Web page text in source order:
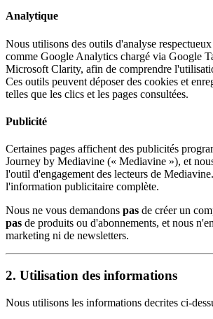
Analytique
Nous utilisons des outils d'analyse
comme Google Analytics chargé via Google
Microsoft Clarity, afin de comprendre
Ces outils peuvent déposer des cookies et
telles que les clics et les pages consultées.
Publicité
Certaines pages affichent des publicités
Journey by Mediavine (« Mediavine »), et
l'outil d'engagement des lecteurs de
l'information publicitaire complète.
Nous ne vous demandons pas de créer un
pas de produits ou d'abonnements, et nous
marketing ni de newsletters.
2. Utilisation des informations
Nous utilisons les informations decrites ci-